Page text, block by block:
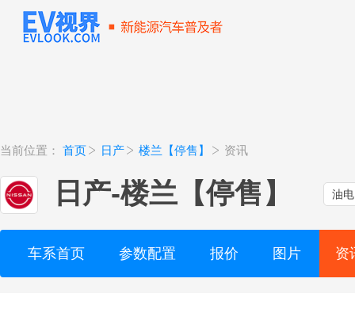
当前位置： 首页 日产 楼兰【停售】 资讯
日产-楼兰【停售】 油电
车系首页 参数配置 报价 图片 资